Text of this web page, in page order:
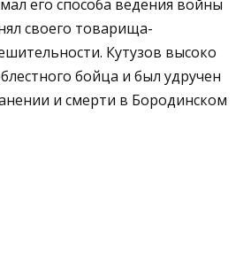
его способа ведения войны
своего товарища-
Кутузов высоко
бойца и был удручен
и смерти в Бородинском